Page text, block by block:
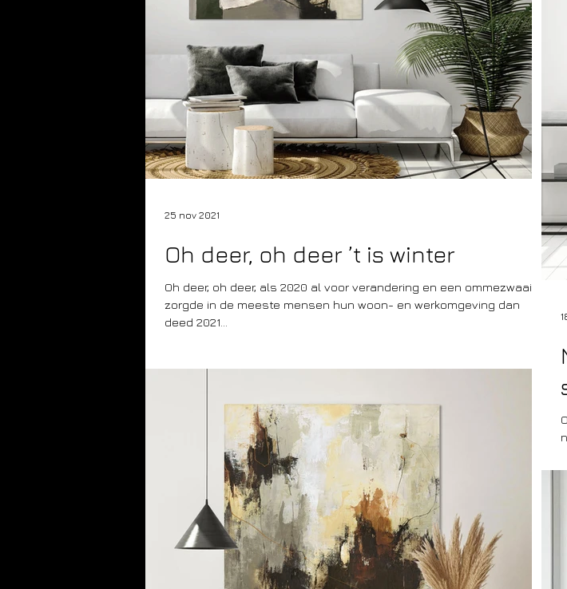
Oh deer, oh deer ’t is winter
Oh deer, oh deer, als 2020 al voor verandering en een ommezwaai
zorgde in de meeste mensen hun woon- en werkomgeving dan
deed 2021...
25 nov 2021